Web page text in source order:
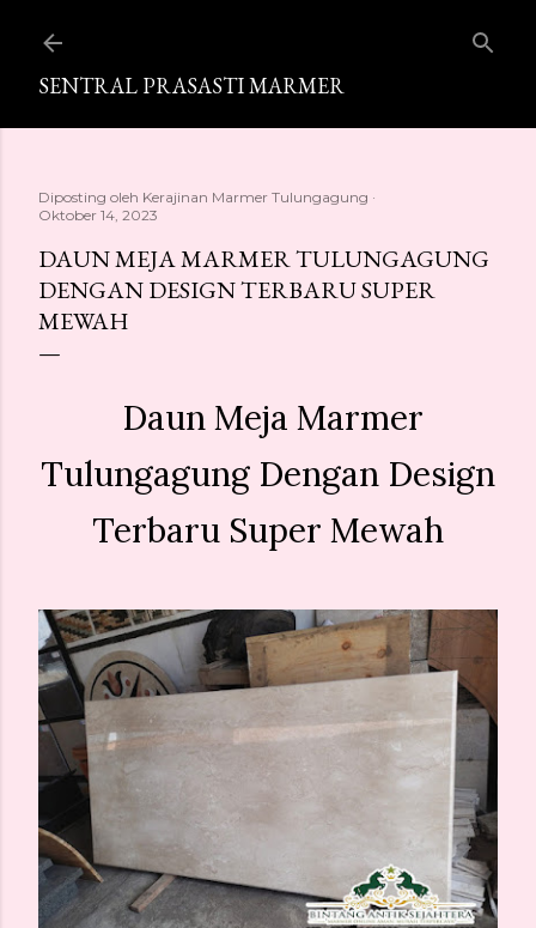
SENTRAL PRASASTI MARMER
Diposting oleh Kerajinan Marmer Tulungagung
Oktober 14, 2023
DAUN MEJA MARMER TULUNGAGUNG
DENGAN DESIGN TERBARU SUPER
MEWAH
Daun Meja Marmer
Tulungagung Dengan Design
Terbaru Super Mewah